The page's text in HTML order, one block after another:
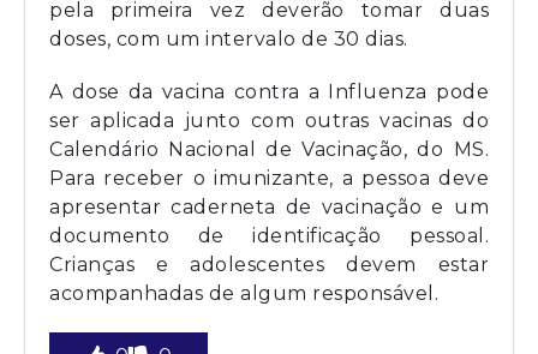
pela primeira vez deverão tomar duas
doses, com um intervalo de 30 dias.
A dose da vacina contra a Influenza pode
ser aplicada junto com outras vacinas do
Calendário Nacional de Vacinação, do MS.
Para receber o imunizante, a pessoa deve
apresentar caderneta de vacinação e um
documento de identificação pessoal.
Crianças e adolescentes devem estar
acompanhadas de algum responsável.